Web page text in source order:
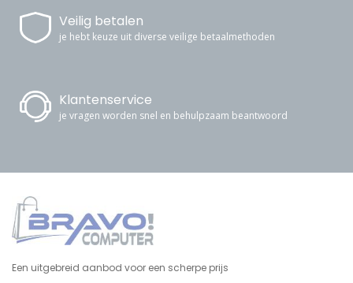
Veilig betalen
je hebt keuze uit diverse veilige betaalmethoden
Klantenservice
je vragen worden snel en behulpzaam beantwoord
Een uitgebreid aanbod voor een scherpe prijs